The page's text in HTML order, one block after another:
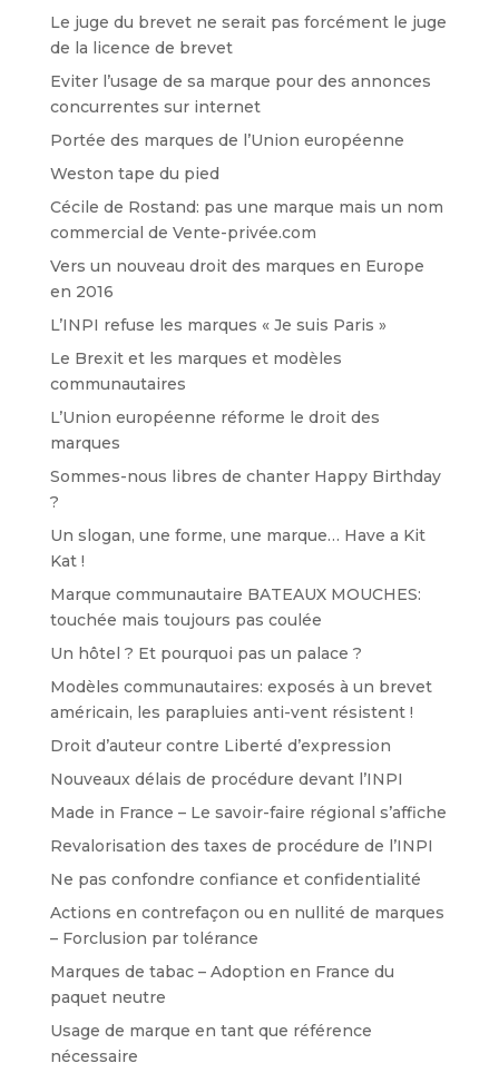
Le juge du brevet ne serait pas forcément le juge
de la licence de brevet
Eviter l’usage de sa marque pour des annonces
concurrentes sur internet
Portée des marques de l’Union européenne
Weston tape du pied
Cécile de Rostand: pas une marque mais un nom
commercial de Vente-privée.com
Vers un nouveau droit des marques en Europe
en 2016
L’INPI refuse les marques « Je suis Paris »
Le Brexit et les marques et modèles
communautaires
L’Union européenne réforme le droit des
marques
Sommes-nous libres de chanter Happy Birthday
?
Un slogan, une forme, une marque… Have a Kit
Kat !
Marque communautaire BATEAUX MOUCHES:
touchée mais toujours pas coulée
Un hôtel ? Et pourquoi pas un palace ?
Modèles communautaires: exposés à un brevet
américain, les parapluies anti-vent résistent !
Droit d’auteur contre Liberté d’expression
Nouveaux délais de procédure devant l’INPI
Made in France – Le savoir-faire régional s’affiche
Revalorisation des taxes de procédure de l’INPI
Ne pas confondre confiance et confidentialité
Actions en contrefaçon ou en nullité de marques
– Forclusion par tolérance
Marques de tabac – Adoption en France du
paquet neutre
Usage de marque en tant que référence
nécessaire